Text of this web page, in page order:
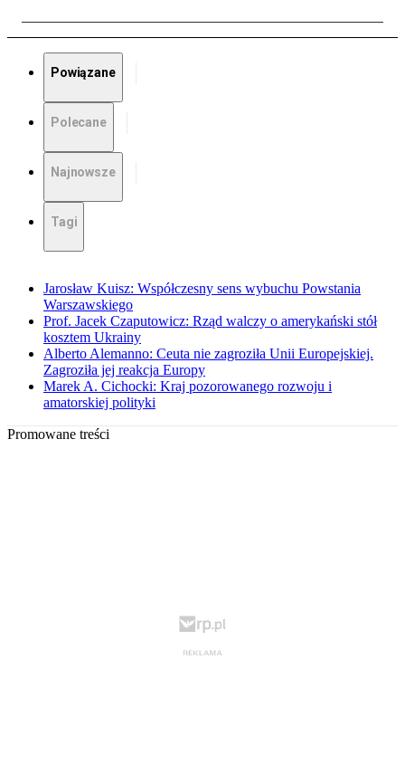
Powiązane
Polecane
Najnowsze
Tagi
Jarosław Kuisz: Współczesny sens wybuchu Powstania
Warszawskiego
Prof. Jacek Czaputowicz: Rząd walczy o amerykański stół
kosztem Ukrainy
Alberto Alemanno: Ceuta nie zagroziła Unii Europejskiej.
Zagroziła jej reakcja Europy
Marek A. Cichocki: Kraj pozorowanego rozwoju i
amatorskiej polityki
Promowane treści